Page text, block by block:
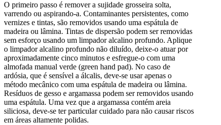
O primeiro passo é remover a sujidade grosseira solta,
varrendo ou aspirando-a. Contaminantes persistentes, como
vernizes e tintas, são removidos usando uma espátula de
madeira ou lâmina. Tintas de dispersão podem ser removidas
sem esforço usando um limpador alcalino profundo. Aplique
o limpador alcalino profundo não diluído, deixe-o atuar por
aproximadamente cinco minutos e esfregue-o com uma
almofada manual verde (green hand pad). No caso de
ardósia, que é sensível a álcalis, deve-se usar apenas o
método mecânico com uma espátula de madeira ou lâmina.
Resíduos de gesso e argamassa podem ser removidos usando
uma espátula. Uma vez que a argamassa contém areia
siliciosa, deve-se ter particular cuidado para não causar riscos
em áreas altamente polidas.